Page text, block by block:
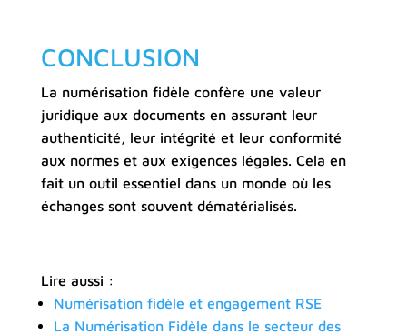
CONCLUSION
La numérisation fidèle confère une valeur
juridique aux documents en assurant leur
authenticité, leur intégrité et leur conformité
aux normes et aux exigences légales. Cela en
fait un outil essentiel dans un monde où les
échanges sont souvent dématérialisés.
Lire aussi :
Numérisation fidèle et engagement RSE
La Numérisation Fidèle dans le secteur des